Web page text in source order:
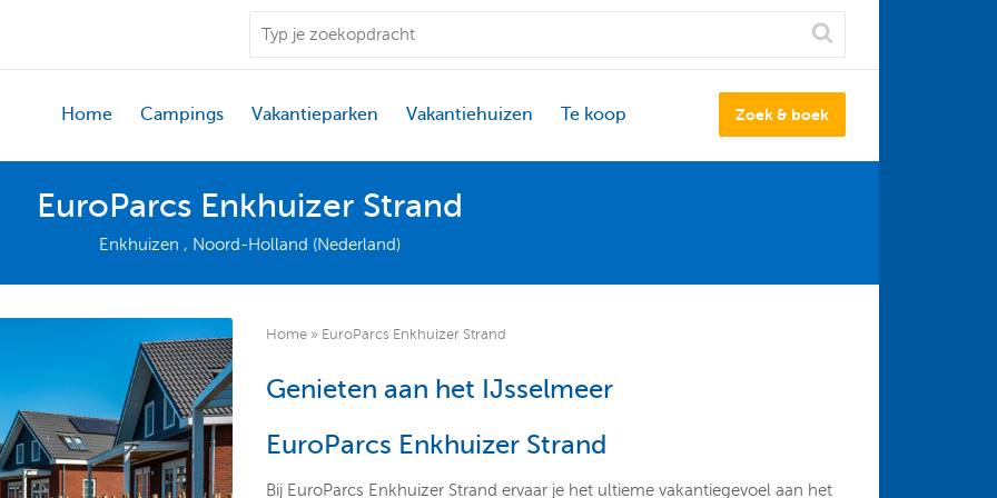
Home Campings Vakantieparken Vakantiehuizen Te koop Zoek & boek
EuroParcs Enkhuizer Strand
Enkhuizen , Noord-Holland (Nederland)
Home » EuroParcs Enkhuizer Strand
Genieten aan het IJsselmeer
EuroParcs Enkhuizer Strand
Bij EuroParcs Enkhuizer Strand ervaar je het ultieme vakantiegevoel aan het